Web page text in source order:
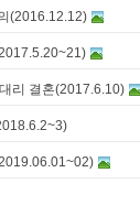
(2016.12.12)
리 결혼(2017.6.10)